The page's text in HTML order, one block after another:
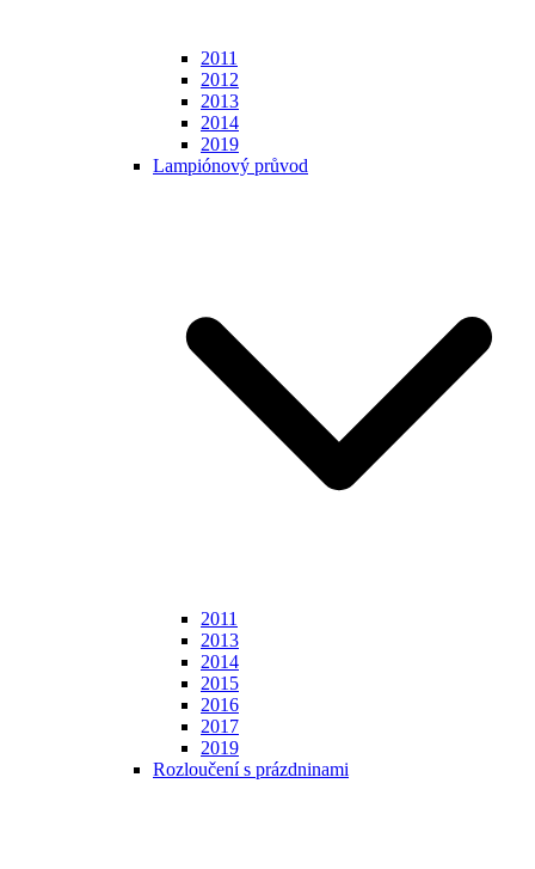
2011
2012
2013
2014
2019
Lampiónový průvod
2011
2013
2014
2015
2016
2017
2019
Rozloučení s prázdninami